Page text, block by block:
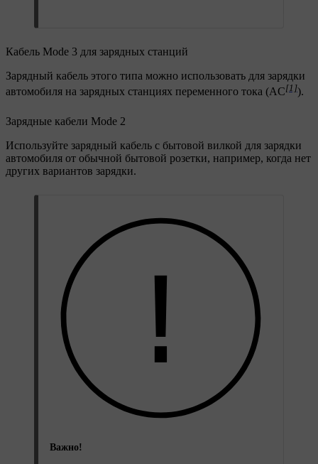
Кабель Mode 3 для зарядных станций
Зарядный кабель этого типа можно использовать для зарядки
автомобиля на зарядных станциях переменного тока (AC[1]).
Зарядные кабели Mode 2
Используйте зарядный кабель с бытовой вилкой для зарядки
автомобиля от обычной бытовой розетки, например, когда нет
других вариантов зарядки.
Важно!